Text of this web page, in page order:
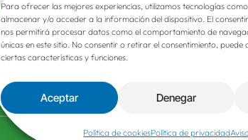
Para ofrecer las mejores experiencias, utilizamos tecnologías
almacenar y/o acceder a la información del dispositivo. El
nos permitirá procesar datos como el comportamiento de
únicas en este sitio. No consentir o retirar el consentimiento,
ciertas características y funciones.
Aceptar Denegar
Política de cookiesPolítica de privacidad
Actividades en Asturias
Comer y beber en Asturias
Alojamientos rurales